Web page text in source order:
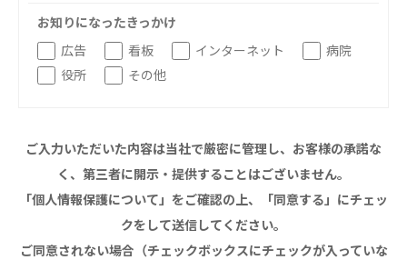
志学会高等学校
特定非営利活動法人ファイアーレッズメディカルスポ
特定非営利活動法人アート応援隊
その他
Mediclude 株式会社アジアメデカ元気事業団
株式会社フラワーコミュニティ放送
お知りになったきっかけ
広告
看板 インターネット
病院
役所
その他
ご入力いただいた内容は当社で厳密に管理し、お客様の承諾な
く、第三者に開示・提供することはございません。
「個人情報保護について」をご確認の上、「同意する」にチェッ
クをして送信してください。
ご同意されない場合（チェックボックスにチェックが入っていな